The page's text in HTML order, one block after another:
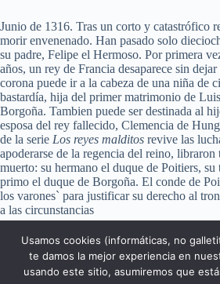
Junio de 1316. Tras un corto y catastrófico
morir envenenado. Han pasado solo
su padre, Felipe el Hermoso. Por primera
años, un rey de Francia desaparece sin
corona puede ir a la cabeza de una niña de
bastardía, hija del primer matrimonio de
Borgoña. Tambien puede ser destinada al
esposa del rey fallecido, Clemencia de
de la serie Los reyes malditos revive las
apoderarse de la regencia del reino, libraron
muerto: su hermano el duque de Poitiers,
primo el duque de Borgoña. El conde de
los varones` para justificar su derecho al
a las circunstancias
Usamos cookies (informáticas, no
te damos la mejor experiencia en
usando este sitio, asumiremos que